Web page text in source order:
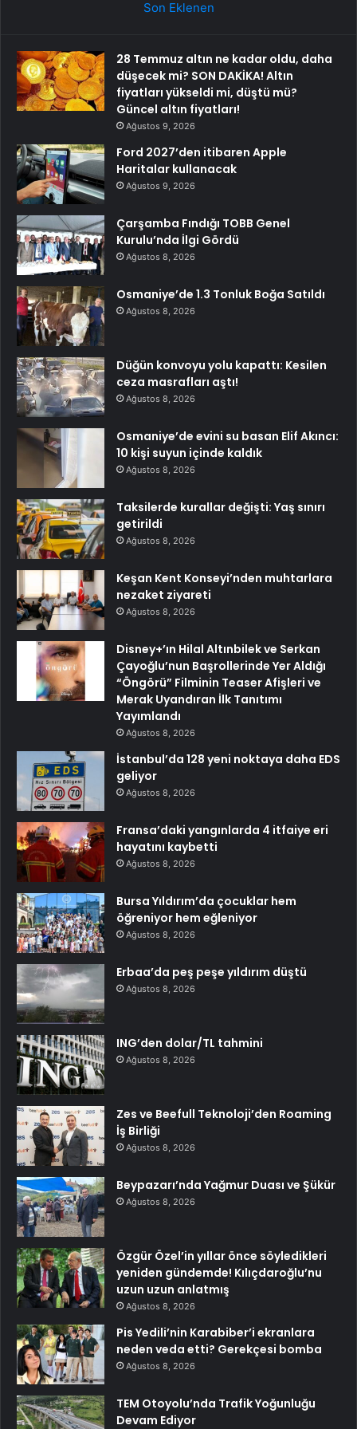
Son Eklenen
28 Temmuz altın ne kadar oldu, daha
düşecek mi? SON DAKİKA! Altın
fiyatları yükseldi mi, düştü mü?
Güncel altın fiyatları!
Ağustos 9, 2026
Ford 2027’den itibaren Apple
Haritalar kullanacak
Ağustos 9, 2026
Çarşamba Fındığı TOBB Genel
Kurulu’nda İlgi Gördü
Ağustos 8, 2026
Osmaniye’de 1.3 Tonluk Boğa Satıldı
Ağustos 8, 2026
Düğün konvoyu yolu kapattı: Kesilen
ceza masrafları aştı!
Ağustos 8, 2026
Osmaniye’de evini su basan Elif Akıncı:
10 kişi suyun içinde kaldık
Ağustos 8, 2026
Taksilerde kurallar değişti: Yaş sınırı
getirildi
Ağustos 8, 2026
Keşan Kent Konseyi’nden muhtarlara
nezaket ziyareti
Ağustos 8, 2026
Disney+’ın Hilal Altınbilek ve Serkan
Çayoğlu’nun Başrollerinde Yer Aldığı
“Öngörü” Filminin Teaser Afişleri ve
Merak Uyandıran İlk Tanıtımı
Yayımlandı
Ağustos 8, 2026
İstanbul’da 128 yeni noktaya daha EDS
geliyor
Ağustos 8, 2026
Fransa’daki yangınlarda 4 itfaiye eri
hayatını kaybetti
Ağustos 8, 2026
Bursa Yıldırım’da çocuklar hem
öğreniyor hem eğleniyor
Ağustos 8, 2026
Erbaa’da peş peşe yıldırım düştü
Ağustos 8, 2026
ING’den dolar/TL tahmini
Ağustos 8, 2026
Zes ve Beefull Teknoloji’den Roaming
İş Birliği
Ağustos 8, 2026
Beypazarı’nda Yağmur Duası ve Şükür
Ağustos 8, 2026
Özgür Özel’in yıllar önce söyledikleri
yeniden gündemde! Kılıçdaroğlu’nu
uzun uzun anlatmış
Ağustos 8, 2026
Pis Yedili’nin Karabiber’i ekranlara
neden veda etti? Gerekçesi bomba
Ağustos 8, 2026
TEM Otoyolu’nda Trafik Yoğunluğu
Devam Ediyor